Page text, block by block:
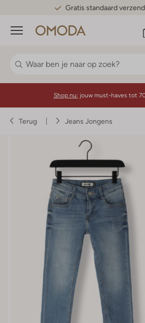
Gratis standaard
Menu
Shop nu: jouw must-haves tot
Terug Jeans Jongens